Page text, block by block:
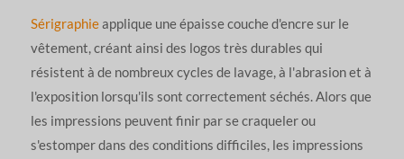
Sérigraphieapplique une épaisse couche d'encre sur le
vêtement, créant ainsi des logos très durables qui
résistent à de nombreux cycles de lavage, à l'abrasion et à
l'exposition lorsqu'ils sont correctement séchés. Alors que
les impressions peuvent finir par se craqueler ou
s'estomper dans des conditions difficiles, les impressions